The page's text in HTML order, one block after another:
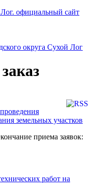
официальный сайт
округа Сухой Лог
земельных участков
приема заявок:
работ на